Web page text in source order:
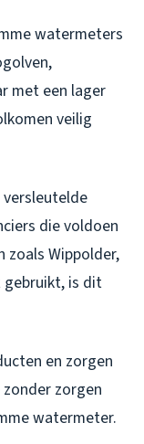
watermeters
met een lager
veilig
die voldoen
zoals Wippolder,
is dit
en zorgen
zorgen
watermeter.